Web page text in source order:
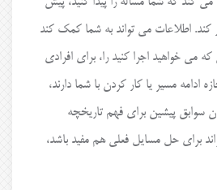
کند. اطلاعات می تواند به شما کمک کند
می خواهید اجرا کنید را، برای افرادی
ادامه مسیر یا کار کردن با شما دارند،
سوابق پیشین برای فهم تاریخچه
برای حل مسایل فعلی هم مفید باشد،